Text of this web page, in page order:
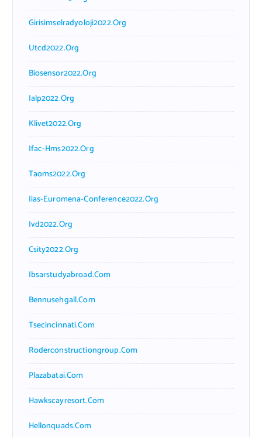
Girisimselradyoloji2022.org
Utcd2022.org
Biosensor2022.org
Ialp2022.org
Klivet2022.org
Ifac-Hms2022.org
Taoms2022.org
Iias-Euromena-Conference2022.org
Ivd2022.org
Csity2022.org
Ibsarstudyabroad.com
Bennusehgall.com
Tsecincinnati.com
Roderconstructiongroup.com
Plazabatai.com
Hawkscayresort.com
Hellonquads.com